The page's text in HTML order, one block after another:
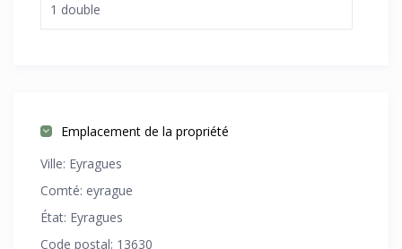
1 double
Emplacement de la propriété
Ville: Eyragues
Comté: eyrague
État: Eyragues
Code postal: 13630